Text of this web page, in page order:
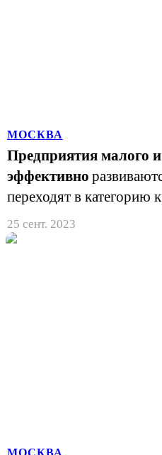
МОСКВА
Предприятия малого и
эффективно
переходят в категорию
25 сент. 2023
МОСКВА